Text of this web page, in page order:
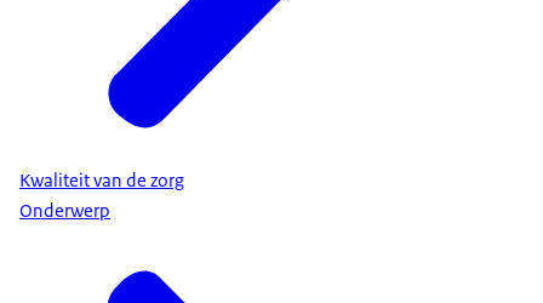
Kwaliteit van de zorg
Onderwerp